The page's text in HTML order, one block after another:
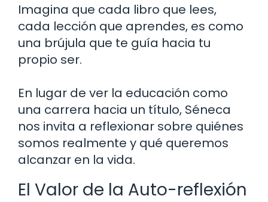
Imagina que cada libro que lees,
cada lección que aprendes, es como
una brújula que te guía hacia tu
propio ser.
En lugar de ver la educación como
una carrera hacia un título, Séneca
nos invita a reflexionar sobre quiénes
somos realmente y qué queremos
alcanzar en la vida.
El Valor de la Auto-reflexión